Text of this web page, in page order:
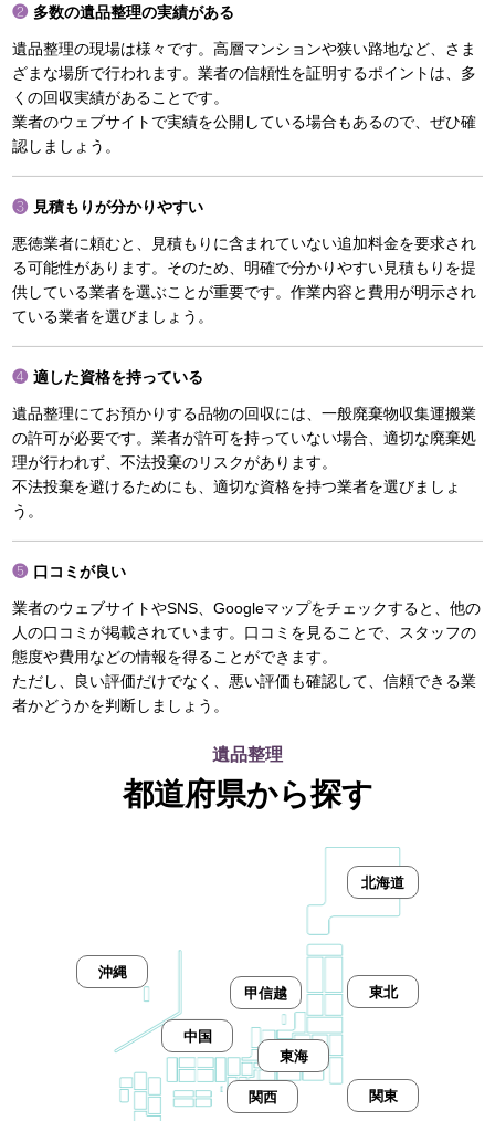
多数の遺品整理の実績がある
遺品整理の現場は様々です。高層マンションや狭い路地など、さま
ざまな場所で行われます。業者の信頼性を証明するポイントは、多
くの回収実績があることです。
業者のウェブサイトで実績を公開している場合もあるので、ぜひ確
認しましょう。
見積もりが分かりやすい
悪徳業者に頼むと、見積もりに含まれていない追加料金を要求され
る可能性があります。そのため、明確で分かりやすい見積もりを提
供している業者を選ぶことが重要です。作業内容と費用が明示され
ている業者を選びましょう。
適した資格を持っている
遺品整理にてお預かりする品物の回収には、一般廃棄物収集運搬業
の許可が必要です。業者が許可を持っていない場合、適切な廃棄処
理が行われず、不法投棄のリスクがあります。
不法投棄を避けるためにも、適切な資格を持つ業者を選びましょ
う。
口コミが良い
業者のウェブサイトやSNS、Googleマップをチェックすると、他の
人の口コミが掲載されています。口コミを見ることで、スタッフの
態度や費用などの情報を得ることができます。
ただし、良い評価だけでなく、悪い評価も確認して、信頼できる業
者かどうかを判断しましょう。
遺品整理
都道府県から探す
北海道
東北
甲信越
東海
関東
関西
中国
沖縄